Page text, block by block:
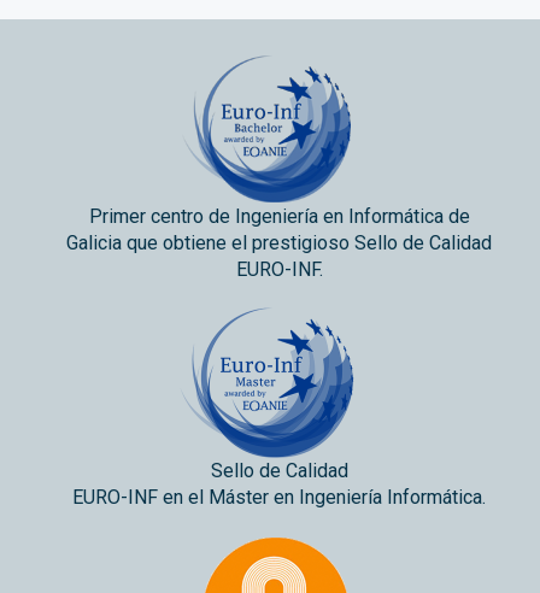
Primer centro de Ingeniería en Informática de
Galicia que obtiene el prestigioso Sello de Calidad
EURO-INF.
Sello de Calidad
EURO-INF en el Máster en Ingeniería Informática.